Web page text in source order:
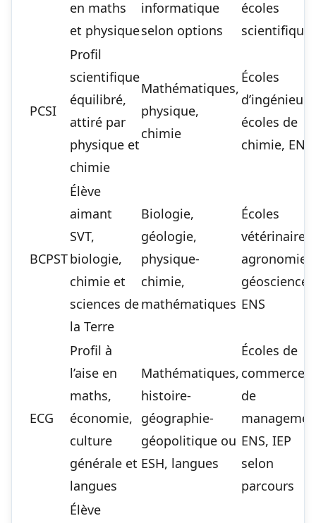
en maths
et physique
informatique
selon options
écoles
PCSI
Profil
scientifique
équilibré,
attiré par
physique et
chimie
Mathématiques,
physique,
chimie
Écoles
écoles de
chimie, ENS
BCPST
Élève
aimant
SVT,
biologie,
chimie et
sciences de
la Terre
Biologie,
géologie,
physique-
chimie,
mathématiques
Écoles
vétérinaires,
agronomie,
ENS
ECG
Profil à
l’aise en
maths,
économie,
culture
générale et
langues
Mathématiques,
histoire-
géographie-
géopolitique ou
ESH, langues
Écoles de
commerce
de
ENS, IEP
selon
parcours
Élève